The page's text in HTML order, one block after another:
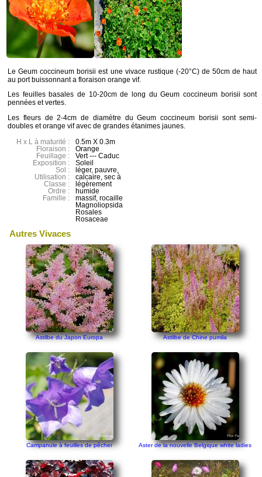
Le Geum coccineum borisii est une vivace rustique (-20°C) de 50cm de haut
au port buissonnant a floraison orange vif.
Les feuilles basales de 10-20cm de long du Geum coccineum borisii sont
pennées et vertes.
Les fleurs de 2-4cm de diamètre du Geum coccineum borisii sont semi-
doubles et orange vif avec de grandes étanimes jaunes.
H x L à maturité :
Floraison :
Feuillage :
Exposition :
Sol :
Utilisation :
Classe :
Ordre :
Famille :
0.5m X 0.3m
Orange
Vert --- Caduc
Soleil
léger, pauvre,
calcaire, sec à
légèrement
humide
massif, rocaille
Magnoliopsida
Rosales
Rosaceae
Autres Vivaces
Astilbe du Japon Europa Astilbe de Chine pumila
Campanule à feuilles de pêcher Aster de la nouvelle Belgique white ladies